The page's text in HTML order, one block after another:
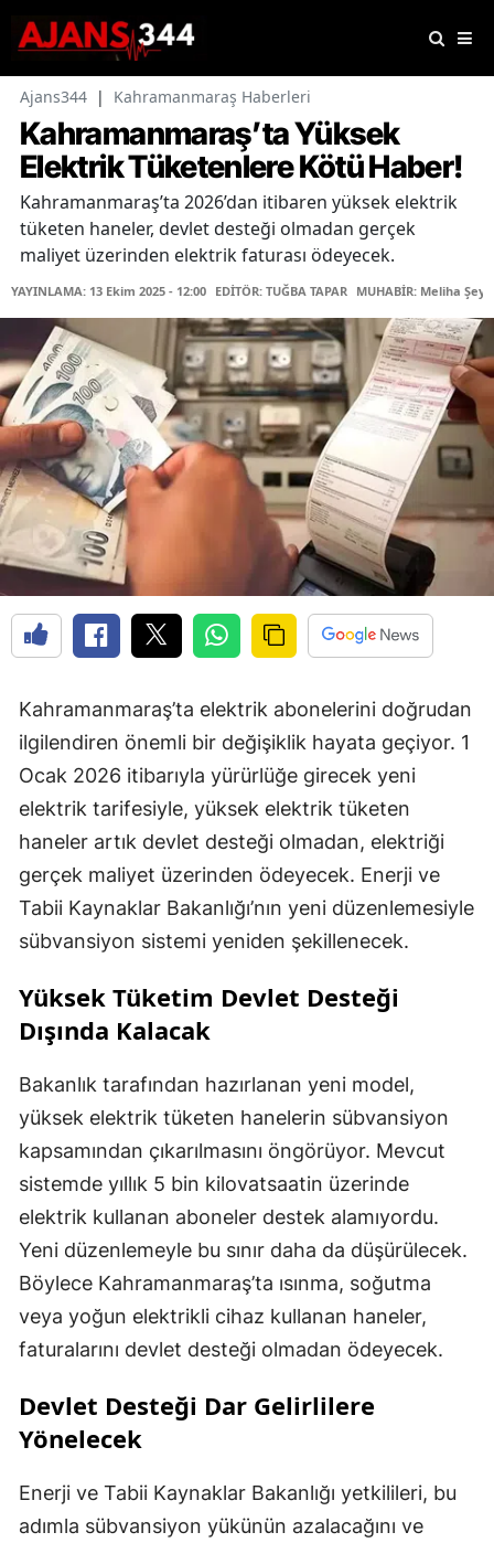
Ajans344 | Kahramanmaraş Haberleri
Kahramanmaraş’ta Yüksek
Elektrik Tüketenlere Kötü Haber!
Kahramanmaraş’ta 2026’dan itibaren yüksek elektrik
tüketen haneler, devlet desteği olmadan gerçek
maliyet üzerinden elektrik faturası ödeyecek.
YAYINLAMA: 13 Ekim 2025 - 12:00 EDİTÖR: TUĞBA TAPAR MUHABİR: Meliha
Kahramanmaraş’ta elektrik abonelerini doğrudan
ilgilendiren önemli bir değişiklik hayata geçiyor. 1
Ocak 2026 itibarıyla yürürlüğe girecek yeni
elektrik tarifesiyle, yüksek elektrik tüketen
haneler artık devlet desteği olmadan, elektriği
gerçek maliyet üzerinden ödeyecek. Enerji ve
Tabii Kaynaklar Bakanlığı’nın yeni düzenlemesiyle
sübvansiyon sistemi yeniden şekillenecek.
Yüksek Tüketim Devlet Desteği
Dışında Kalacak
Bakanlık tarafından hazırlanan yeni model,
yüksek elektrik tüketen hanelerin sübvansiyon
kapsamından çıkarılmasını öngörüyor. Mevcut
sistemde yıllık 5 bin kilovatsaatin üzerinde
elektrik kullanan aboneler destek alamıyordu.
Yeni düzenlemeyle bu sınır daha da düşürülecek.
Böylece Kahramanmaraş’ta ısınma, soğutma
veya yoğun elektrikli cihaz kullanan haneler,
faturalarını devlet desteği olmadan ödeyecek.
Devlet Desteği Dar Gelirlilere
Yönelecek
Enerji ve Tabii Kaynaklar Bakanlığı yetkilileri, bu
adımla sübvansiyon yükünün azalacağını ve